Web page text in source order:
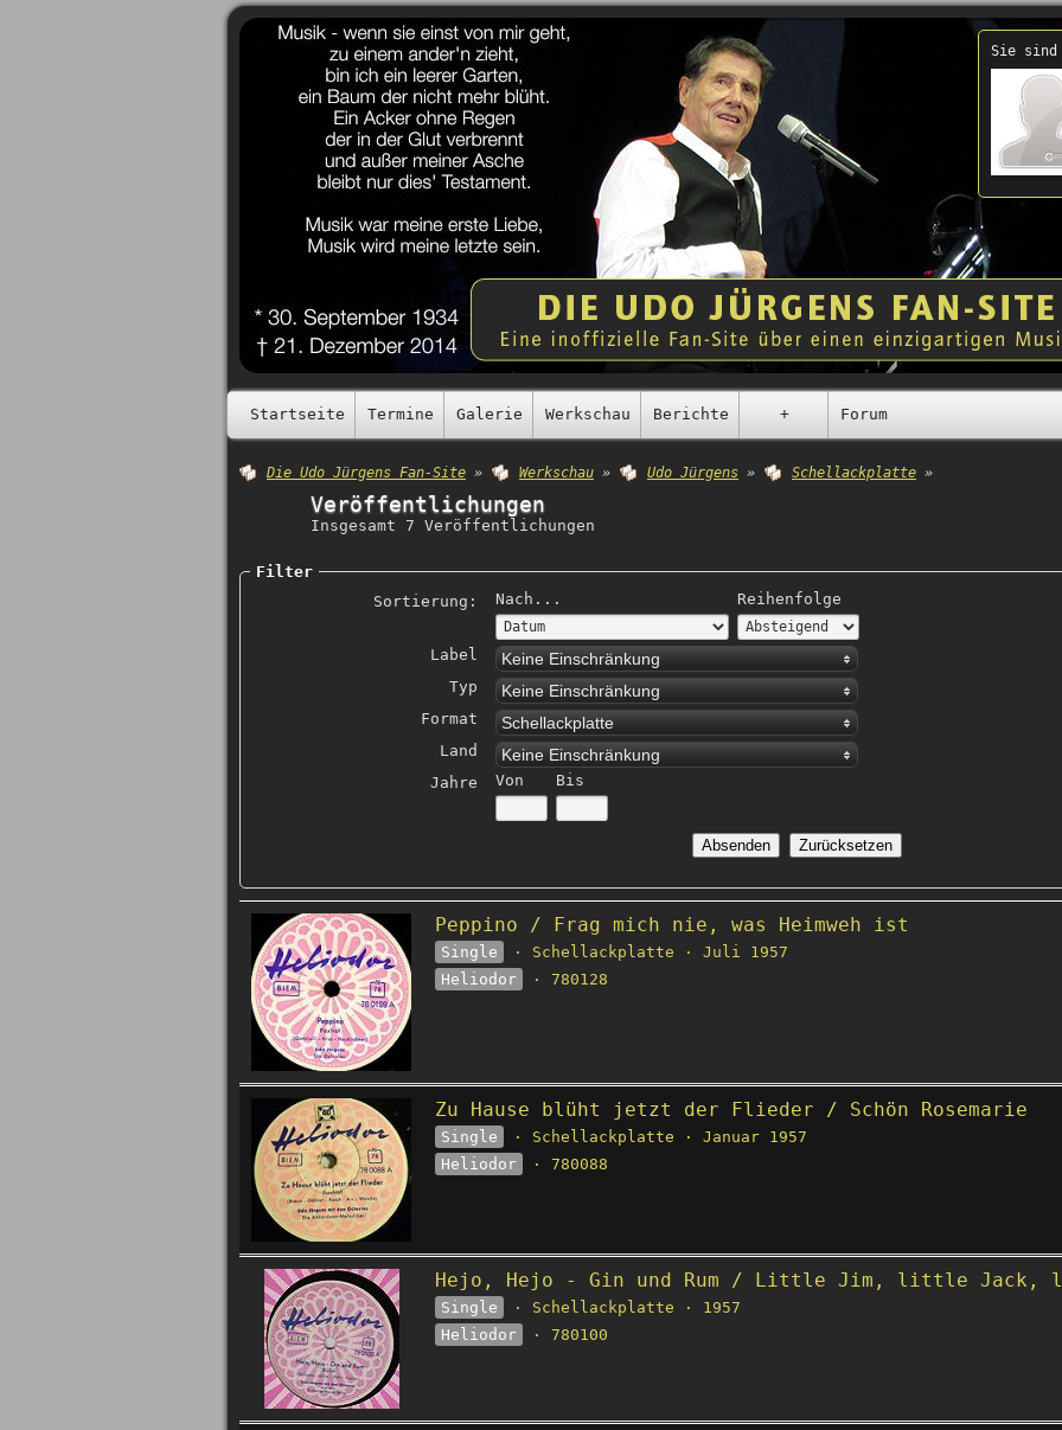
Sie sind
Startseite Termine Galerie Werkschau Berichte + Forum
Die Udo Jürgens Fan-Site » Werkschau » Udo Jürgens » Schellackplatte »
Veröffentlichungen
Insgesamt 7 Veröffentlichungen
Filter
Sortierung:
Nach... Reihenfolge
Label Keine Einschränkung
Typ Keine Einschränkung
Format Schellackplatte
Land Keine Einschränkung
Jahre Von Bis
Peppino / Frag mich nie, was Heimweh ist
Single
· Schellackplatte · Juli 1957
Heliodor
· 780128
Zu Hause blüht jetzt der Flieder / Schön Rosemarie
Single
· Schellackplatte · Januar 1957
Heliodor
· 780088
Hejo, Hejo - Gin und Rum / Little Jim, little Jack,
Single
· Schellackplatte · 1957
Heliodor
· 780100